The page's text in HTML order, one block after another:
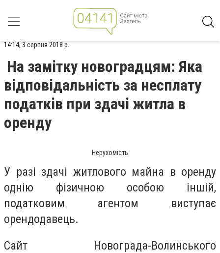
14:14, 3 серпня 2018 р.
На замітку новоградцям: Яка
відповідальність за несплату
податків при здачі житла в
оренду
Нерухомість
У разі здачі житлового майна в оренду
однію фізичною особою іншій,
податковим агентом виступає
орендодавець.
Сайт Новограда-Волинського